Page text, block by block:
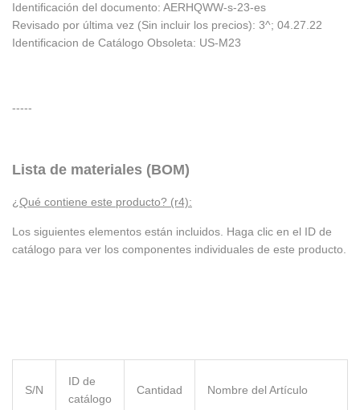
Identificación del documento: AERHQWW-s-23-es
Revisado por última vez (Sin incluir los precios): 3^; 04.27.22
Identificacion de Catálogo Obsoleta: US-M23
-----
Lista de materiales (BOM)
¿Qué contiene este producto? (r4):
Los siguientes elementos están incluidos. Haga clic en el ID de
catálogo para ver los componentes individuales de este producto.
S/N
ID de
catálogo
Cantidad Nombre del Artículo